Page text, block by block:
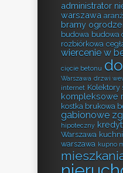
administrator
warszawa
bramy
budowa budowa
rozbiórkowa
wiercenie w
cięcie betonu
Warszawa drzwi
internet Kolektory
kompleksowe
kostka brukowa
gabionowe
hipoteczny
Warszawa
warszawa kupno